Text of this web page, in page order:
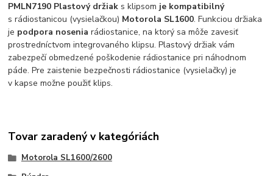
PMLN7190 Plastový držiak s klipsom je kompatibilný
s rádiostanicou (vysielačkou) Motorola SL1600. Funkciou držiaka
je podpora nosenia rádiostanice, na ktorý sa môže zavesiť
prostredníctvom integrovaného klipsu. Plastový držiak vám
zabezpečí obmedzené poškodenie rádiostanice pri náhodnom
páde. Pre zaistenie bezpečnosti rádiostanice (vysielačky) je
v kapse možne použiť klips.
Tovar zaradený v kategóriách
Motorola SL1600/2600